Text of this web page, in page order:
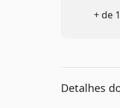
+ de
Detalhes